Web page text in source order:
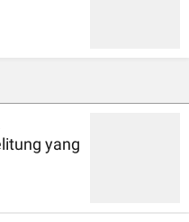
yang